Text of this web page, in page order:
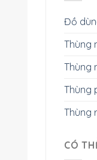
Đồ
Thùng
Thùng
Thùng
Thùng
CÓ